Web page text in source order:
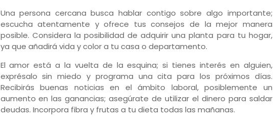
Una persona cercana busca hablar contigo sobre algo importante;
escucha atentamente y ofrece tus consejos de la mejor manera
posible. Considera la posibilidad de adquirir una planta para tu hogar,
ya que añadirá vida y color a tu casa o departamento.
El amor está a la vuelta de la esquina; si tienes interés en alguien,
exprésalo sin miedo y programa una cita para los próximos días.
Recibirás buenas noticias en el ámbito laboral, posiblemente un
aumento en las ganancias; asegúrate de utilizar el dinero para saldar
deudas. Incorpora fibra y frutas a tu dieta todas las mañanas.